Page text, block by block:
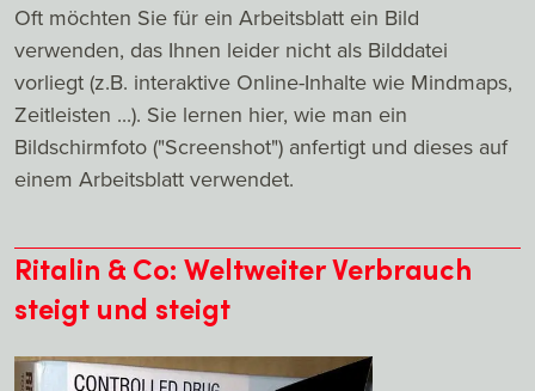
Oft möchten Sie für ein Arbeitsblatt ein Bild
verwenden, das Ihnen leider nicht als Bilddatei
vorliegt (z.B. interaktive Online-Inhalte wie Mindmaps,
Zeitleisten ...). Sie lernen hier, wie man ein
Bildschirmfoto ("Screenshot") anfertigt und dieses auf
einem Arbeitsblatt verwendet.
Ritalin & Co: Weltweiter Verbrauch
steigt und steigt